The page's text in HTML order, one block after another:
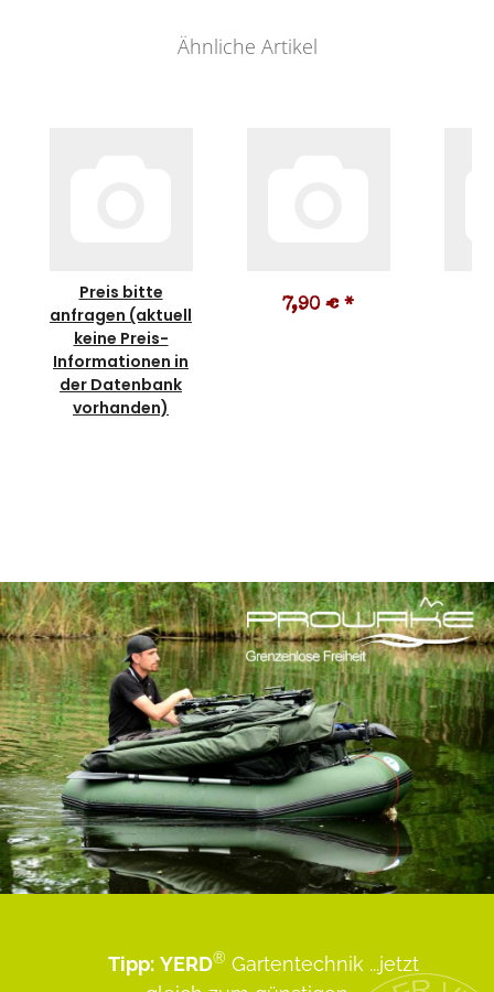
Ähnliche Artikel
Preis bitte
anfragen (aktuell
keine Preis-
Informationen in
der Datenbank
vorhanden)
7,90 € *
Tipp: YERD® Gartentechnik ...jetzt